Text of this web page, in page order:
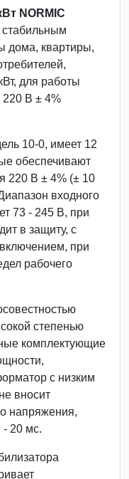
NORMIC
стабильным
дома, квартиры,
для работы
220 В ± 4%
10-0, имеет 12
обеспечивают
220 В ± 4% (± 10
входного
73 - 245 В, при
в защиту, с
при
рабочего
степенью
комплектующие
с низким
вносит
напряжения,
- 20 мс.